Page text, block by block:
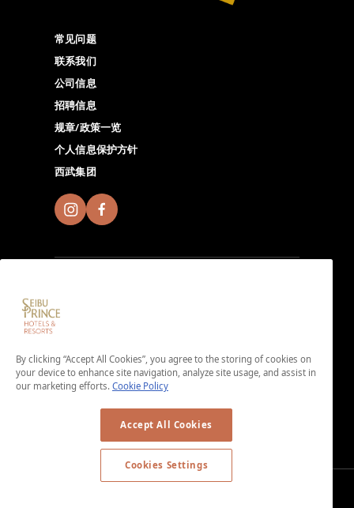
常见问题
联系我们
公司信息
招聘信息
规章/政策一览
个人信息保护方针
西武集团
载App。
＜免入会费・免年费＞
© Copyright © SEIBU PRINCE HOTELS WORLDWIDE INC. All rights
By clicking “Accept All Cookies”, you agree to the storing of cookies on
your device to enhance site navigation, analyze site usage, and assist in
our marketing efforts. Cookie Policy
Accept All Cookies
Cookies Settings